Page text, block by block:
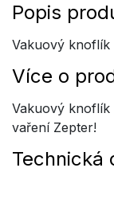
Popis
Vakuový knoflík
Více o
Vakuový knoflík
vaření Zepter!
Technická